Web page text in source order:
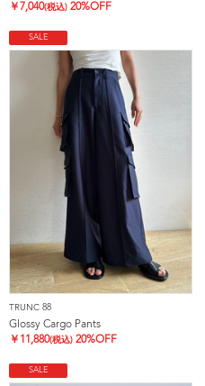
￥ 7,040(税込) 20%OFF
SALE
TRUNC 88
Glossy Cargo Pants
￥ 11,880(税込) 20%OFF
SALE